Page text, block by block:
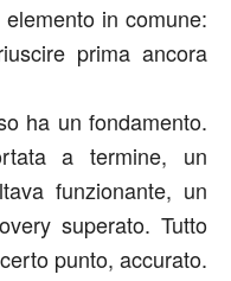
in comune:
prima ancora
ha un fondamento.
aa termine, un
funzionante, un
superato. Tutto
punto, accurato.